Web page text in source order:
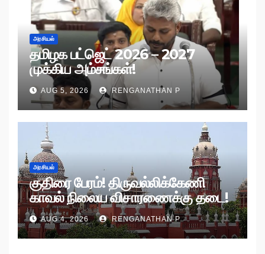
அரசியல்
தமிழக பட்ஜெட் 2026 – 2027
முக்கிய அம்சங்கள்!
AUG 5, 2026 RENGANATHAN P
அரசியல்
குதிரை பேரம்! திருவல்லிக்கேணி
காவல் நிலைய விசாரணைக்கு தடை!
AUG 4, 2026 RENGANATHAN P